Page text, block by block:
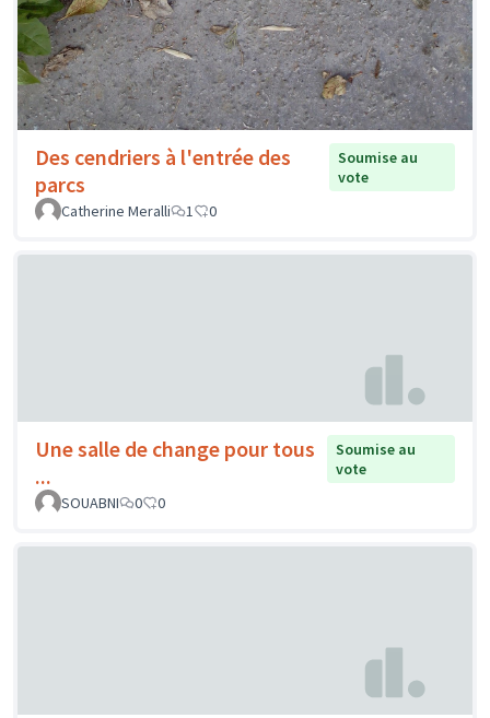
Des cendriers à l'entrée des
parcs
Soumise au
vote
Catherine Meralli
1 0
Une salle de change pour tous
...
Soumise au
vote
SOUABNI
0 0